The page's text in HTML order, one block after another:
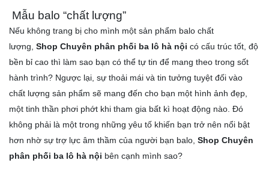
Mẫu balo “chất lượng”
Nếu không trang bị cho mình một sản phẩm balo chất
lượng Shop Chuyên phân phối ba lô hà nội có cấu trúc tốt, độ
bền bỉ cao thì làm sao bạn có thể tự tin để mang theo trong sốt
hành trình? Ngược lại, sự thoải mái và tin tưởng tuyệt đối vào
chất lượng sản phẩm sẽ mang đến cho bạn một hình ảnh đẹp,
một tinh thần phơi phớt khi tham gia bất kì hoạt động nào. Đó
không phải là một trong những yêu tố khiến bạn trở nên nổi bật
hơn nhờ sự trợ lực âm thầm của người bạn balo, Shop Chuyên
phân phối ba lô hà nội bên cạnh mình sao?